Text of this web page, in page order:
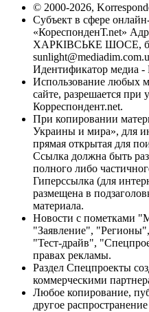
© 2000-2026,
Субъект в сфере
«КореспонденТ.net»
ХАРКІВСЬКЕ ШОСЕ,
Идентификатор медиа -
Использование любых
сайте, разрешается при
Корреспондент.net.
При копировании
Украины и мира», для
прямая открытая для
Ссылка должна быть
полного либо
Гиперссылка (для
размещена в
материала.
Новости с пометками
"Заявление",
"Тест-драйв",
правах рекламы.
Раздел Спецпроекты
коммерческими
Любое копирование,
другое